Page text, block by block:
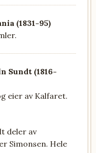
(1831-95)
Sundt (1816-
eier av Kalfaret.
deler av
Simonsen. Hele